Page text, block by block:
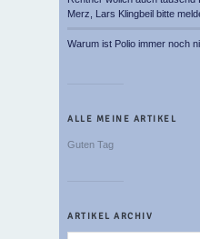
Merz, Lars Klingbeil bitte
Warum ist Polio immer noch
ALLE MEINE ARTIKEL
Guten Tag
ARTIKEL ARCHIV